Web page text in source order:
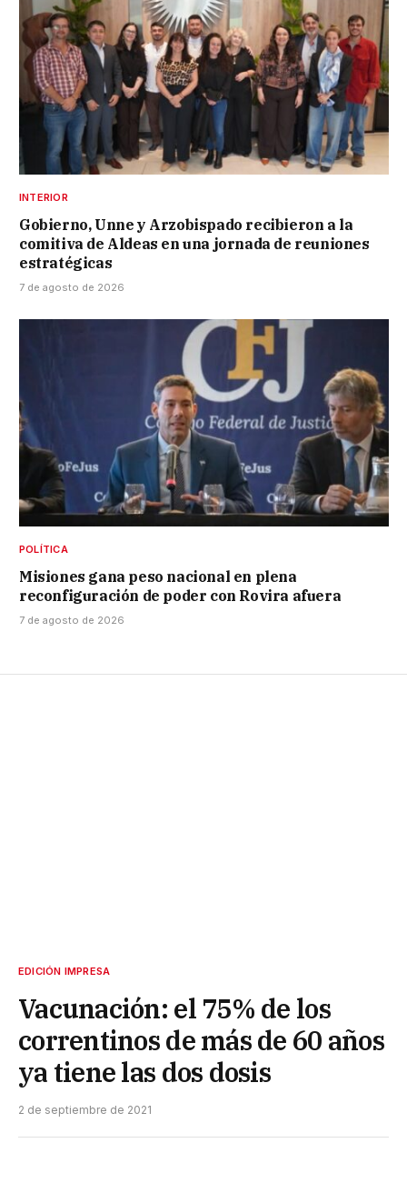
INTERIOR
Gobierno, Unne y Arzobispado recibieron a la
comitiva de Aldeas en una jornada de reuniones
estratégicas
7 de agosto de 2026
POLÍTICA
Misiones gana peso nacional en plena
reconfiguración de poder con Rovira afuera
7 de agosto de 2026
EDICIÓN IMPRESA
Vacunación: el 75% de los
correntinos de más de 60 años
ya tiene las dos dosis
2 de septiembre de 2021